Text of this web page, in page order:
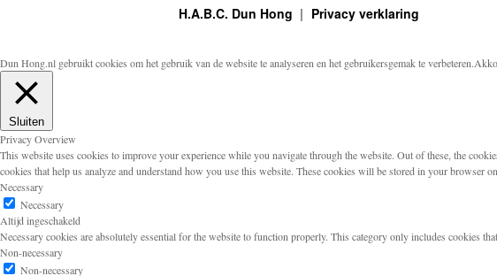
H.A.B.C. Dun Hong Privacy verklaring
Dun Hong.nl gebruikt cookies om het gebruik van de website te analyseren en het gebruikersgemak te verbeteren.
Sluiten
Privacy Overview
This website uses cookies to improve your experience while you navigate through the website. Out of these, the
cookies that help us analyze and understand how you use this website. These cookies will be stored in your
Necessary
Necessary
Altijd ingeschakeld
Necessary cookies are absolutely essential for the website to function properly. This category only includes cookies
Non-necessary
Non-necessary